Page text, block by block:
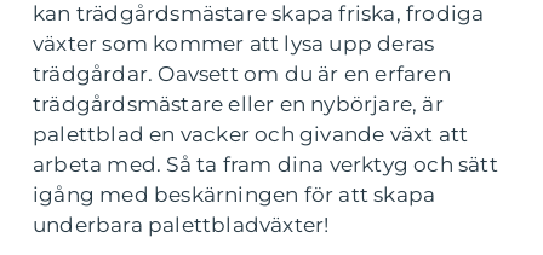
kan trädgårdsmästare skapa friska, frodiga
växter som kommer att lysa upp deras
trädgårdar. Oavsett om du är en erfaren
trädgårdsmästare eller en nybörjare, är
palettblad en vacker och givande växt att
arbeta med. Så ta fram dina verktyg och sätt
igång med beskärningen för att skapa
underbara palettbladväxter!